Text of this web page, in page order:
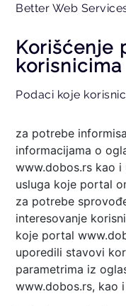
Better Web
Korišćenje
korisnicima
Podaci koje
za potrebe
informacijama o
www.dobos.rs kao i
usluga koje portal
za potrebe
interesovanje
koje portal
uporedili stavovi
parametrima iz
www.dobos.rs, kao